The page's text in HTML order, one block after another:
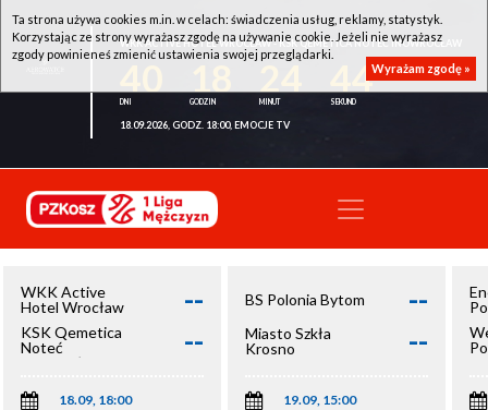
WKK ACTIVE HOTEL WROCŁAW - KSK QEMETICA NOTEĆ INOWROCŁAW
44
18.09.2026, GODZ. 18:00, EMOCJE TV
WKK Active
Hotel Wrocław
--
KSK Qemetica
Noteć
Inowrocław
--
18.09, 18:00
BS Polonia Bytom --
Miasto Szkła
Krosno
--
19.09, 15:00
Ta strona używa cookies m.in. w celach: świadczenia usług, reklamy, statystyk.
Korzystając ze strony wyrażasz zgodę na używanie cookie. Jeżeli nie wyrażasz
zgody powinieneś zmienić ustawienia swojej przeglądarki.
Wyrażam zgodę »